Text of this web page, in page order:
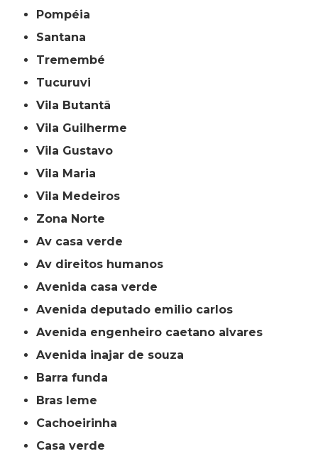
Pompéia
Santana
Tremembé
Tucuruvi
Vila Butantã
Vila Guilherme
Vila Gustavo
Vila Maria
Vila Medeiros
Zona Norte
av casa verde
av direitos humanos
avenida casa verde
avenida deputado emilio carlos
avenida engenheiro caetano alvares
avenida inajar de souza
barra funda
bras leme
cachoeirinha
casa verde